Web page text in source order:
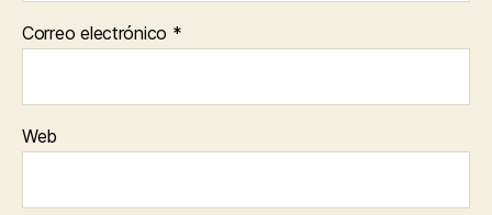
Correo electrónico *
Web